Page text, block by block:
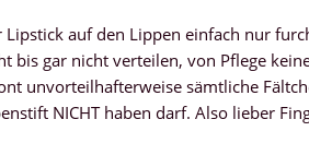
auf den Lippen einfach nur
bis gar nicht verteilen, von Pflege
unvorteilhafterweise sämtliche
NICHT haben darf. Also lieber